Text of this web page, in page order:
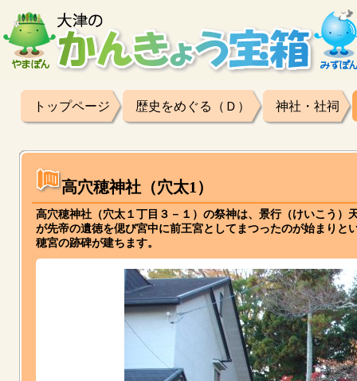
トップページ 歴史をめぐる（Ｄ） 神社・社祠
高穴穂神社（穴太1）
高穴穂神社（穴太１丁目３－１）の祭神は、景行（けいこう
が先帝の遺徳を偲び宮中に前王宮としてまつったのが始まり
穂宮の跡碑が建ちます。